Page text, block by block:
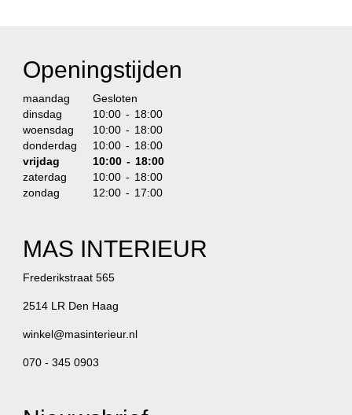
Openingstijden
maandag
Gesloten
dinsdag
10:00 - 18:00
woensdag
10:00 - 18:00
donderdag
10:00 - 18:00
vrijdag
10:00 - 18:00
zaterdag
10:00 - 18:00
zondag
12:00 - 17:00
MAS INTERIEUR
Frederikstraat 565
2514 LR Den Haag
winkel@masinterieur.nl
070 - 345 0903